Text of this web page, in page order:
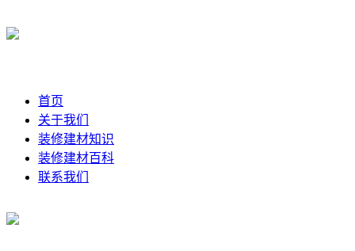
首页
关于我们
装修建材知识
装修建材百科
联系我们